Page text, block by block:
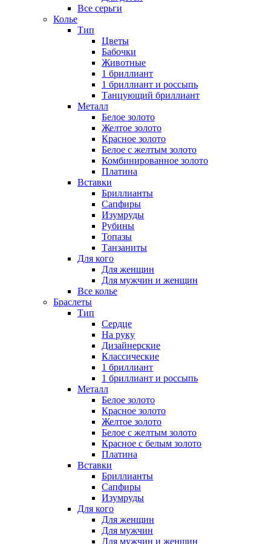
Все серьги
Колье
Тип
Цветы
Бабочки
Животные
1 бриллиант
1 бриллиант и россыпь
Танцующий бриллиант
Металл
Белое золото
Желтое золото
Красное золото
Белое с желтым золото
Комбинированное золото
Платина
Вставки
Бриллианты
Сапфиры
Изумруды
Рубины
Топазы
Танзаниты
Для кого
Для женщин
Для мужчин и женщин
Все колье
Браслеты
Тип
Сердце
На руку
Дизайнерские
Классические
1 бриллиант
1 бриллиант и россыпь
Металл
Белое золото
Красное золото
Желтое золото
Белое с желтым золото
Красное с белым золото
Платина
Вставки
Бриллианты
Сапфиры
Изумруды
Для кого
Для женщин
Для мужчин
Для мужчин и женщин